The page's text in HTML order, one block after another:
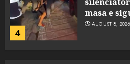
4
masa e
AUGUST 8, 2026